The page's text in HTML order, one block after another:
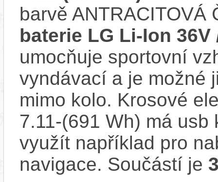
barvě ANTRACITOVÁ
baterie LG Li-Ion 36V
umocňuje sportovní
vyndávací a je možné
mimo kolo. Krosové
7.11-(691 Wh) má
využít například pro
navigace. Součástí je